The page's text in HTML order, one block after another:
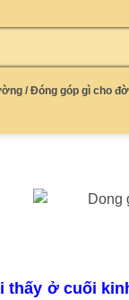
/ Đóng góp gì cho
thấy ở cuối